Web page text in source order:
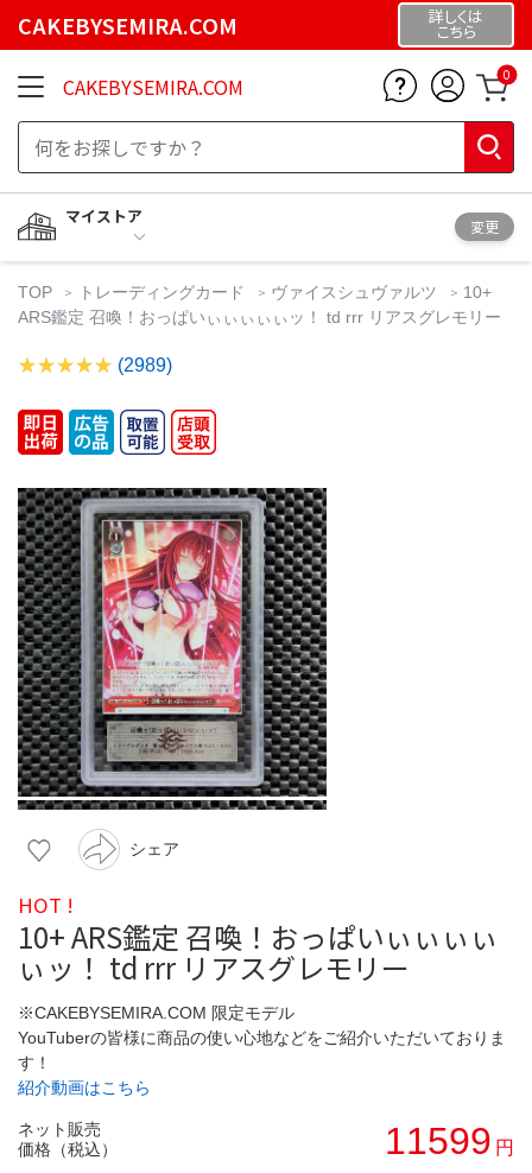
CAKEBYSEMIRA.COM 詳しくは
こちら
CAKEBYSEMIRA.COM 0
マイストア
変更
TOP トレーディングカード ヴァイスシュヴァルツ
10+
ARS鑑定 召喚！おっぱいぃぃぃぃぃッ！ td rrr リアスグレモリー
(2989)
シェア
HOT !
10+ ARS鑑定 召喚！おっぱいぃぃぃぃ
ぃッ！ td rrr リアスグレモリー
※CAKEBYSEMIRA.COM 限定モデル
YouTuberの皆様に商品の使い心地などをご紹介いただいておりま
す！
紹介動画はこちら
ネット販売
価格（税込）
11599 円